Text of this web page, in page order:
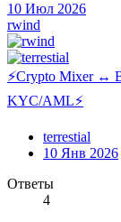
10 Июл 2026
rwind
⚡Crypto Mixer ↔
KYC/AML⚡
terrestial
10 Янв 2026
Ответы
4